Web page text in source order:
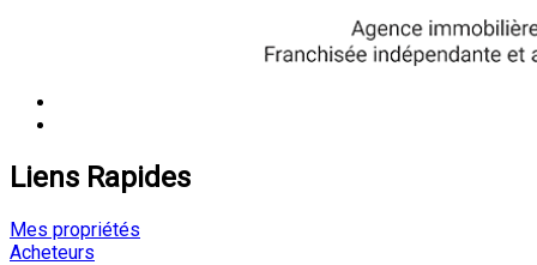
Liens Rapides
Mes propriétés
Acheteurs